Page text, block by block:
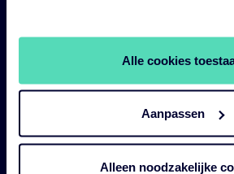
Alle cookies
Aanpassen
Alleen noodzakelijke
Onze fondsen
Duurzaam